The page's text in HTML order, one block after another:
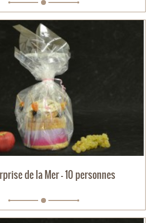
de la Mer - 10 personnes